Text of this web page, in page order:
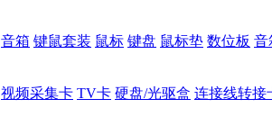
音箱 键鼠套装 鼠标 键盘 鼠标垫 数位板 音
视频采集卡 TV卡 硬盘/光驱盒 连接线转接